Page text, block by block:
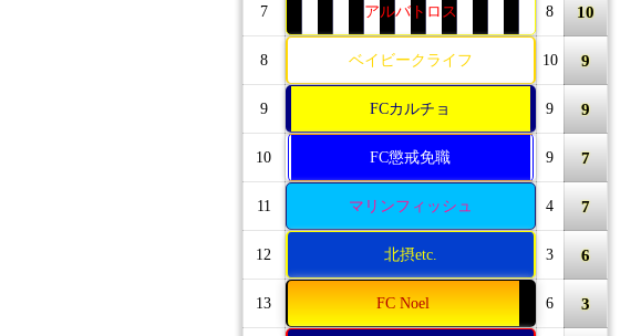
7 アルバトロス 8 10
8 ベイビークライフ 10 9
9 FCカルチョ 9 9
10 FC懲戒免職 9 7
11 マリンフィッシュ 4 7
12 北摂etc. 3 6
13 FC Noel 6 3